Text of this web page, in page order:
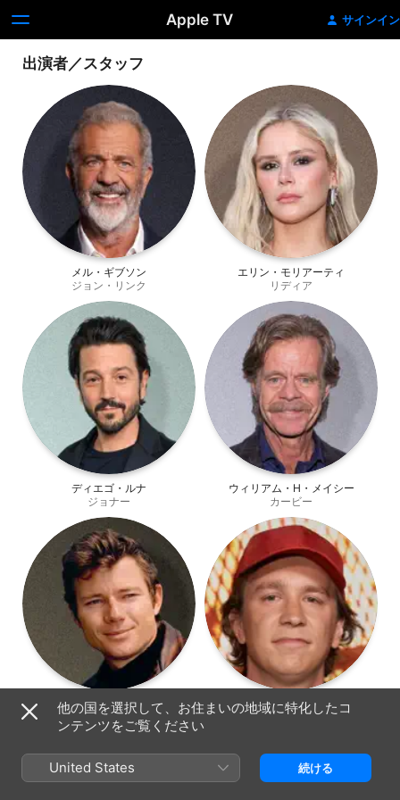
Apple TV サインイン
出演者／スタッフ
メル・ギブソン
ジョン・リンク
エリン・モリアーティ
リディア
ディエゴ・ルナ
ジョナー
ウィリアム・H・メイシー
カービー
マイケル・パークス
Preacher
トーマス・マン
Jason
他の国を選択して、お住まいの地域に特化したコ
ンテンツをご覧ください
United States 続ける